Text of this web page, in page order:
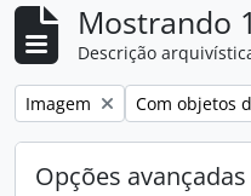
Mostrando
Descrição
Remover filtro:
Imagem Remover filtro:
Com objetos
Opções